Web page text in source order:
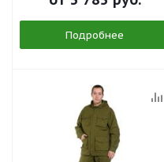
Подробнее